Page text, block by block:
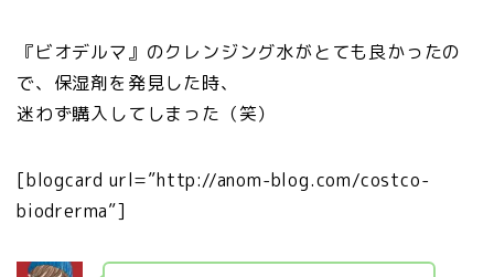
『ビオデルマ』のクレンジング水がとても良かったの
で、保湿剤を発見した時、
迷わず購入してしまった（笑）
[blogcard url=”http://anom-blog.com/costco-
biodrerma”]